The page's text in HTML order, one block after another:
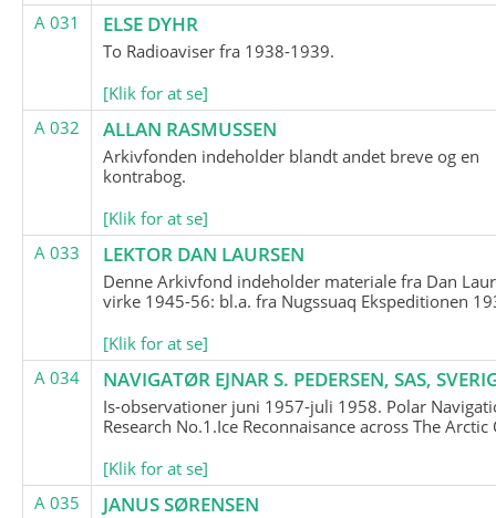
A 031
ELSE DYHR
To Radioaviser fra 1938-1939.
[Klik for at se]
A 032
ALLAN RASMUSSEN
Arkivfonden indeholder blandt andet breve og en
kontrabog.
[Klik for at se]
A 033
LEKTOR DAN LAURSEN
Denne Arkivfond indeholder materiale fra Dan
virke 1945-56: bl.a. fra Nugssuaq Ekspeditionen
[Klik for at se]
A 034
NAVIGATØR EJNAR S. PEDERSEN, SAS,
Is-observationer juni 1957-juli 1958. Polar
Research No.1.Ice Reconnaisance across The Arctic
[Klik for at se]
A 035
JANUS SØRENSEN